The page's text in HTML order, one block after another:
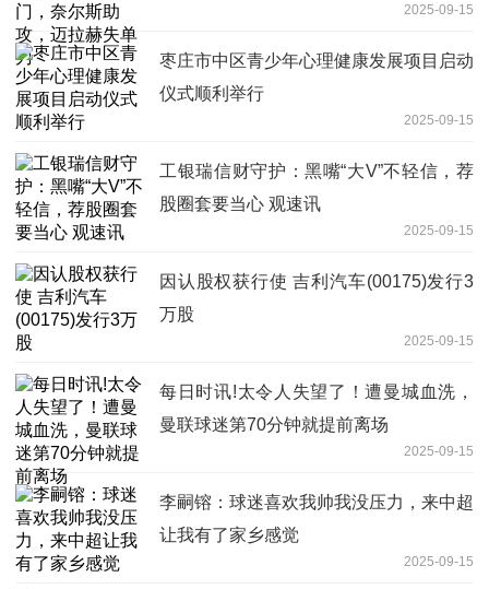
2025-09-15
枣庄市中区青少年心理健康发展项目启动
仪式顺利举行
2025-09-15
工银瑞信财守护：黑嘴“大V”不轻信，荐
股圈套要当心 观速讯
2025-09-15
因认股权获行使 吉利汽车(00175)发行3
万股
2025-09-15
每日时讯!太令人失望了！遭曼城血洗，
曼联球迷第70分钟就提前离场
2025-09-15
李嗣镕：球迷喜欢我帅我没压力，来中超
让我有了家乡感觉
2025-09-15